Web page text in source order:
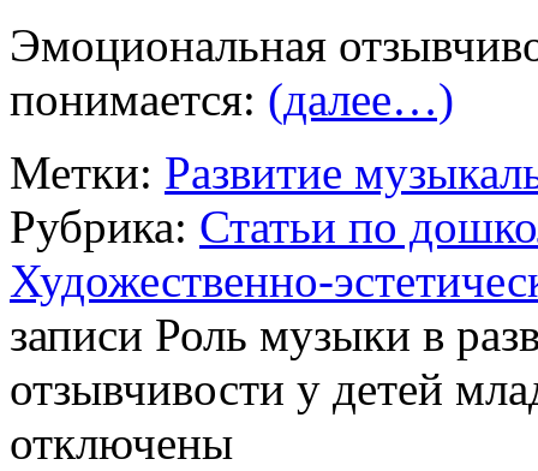
Эмоциональная
понимается: (далее…)
Метки: Развитие
Рубрика: Статьи по
Художественно-
записи Роль музыки в
отзывчивости у детей
отключены